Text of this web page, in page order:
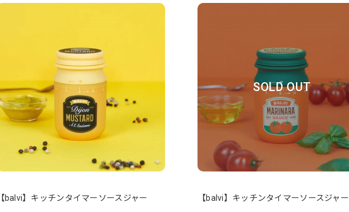
【balvi】キッチンタイマーソースジャー
SOLD OUT
【balvi】キッチンタイマーソースジャー